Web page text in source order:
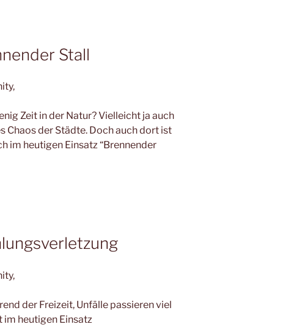
Stall
Zeit in der Natur? Vielleicht ja auch
Chaos der Städte. Doch auch dort ist
im heutigen Einsatz “Brennender
der Freizeit, Unfälle passieren viel
im heutigen Einsatz